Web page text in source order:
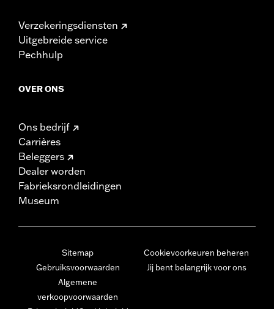
Verzekeringsdiensten
Uitgebreide service
Pechhulp
OVER ONS
Ons bedrijf
Carrières
Beleggers
Dealer worden
Fabrieksrondleidingen
Museum
Sitemap
Gebruiksvoorwaarden
Algemene
verkoopvoorwaarden
Cookievoorkeuren beheren
Jij bent belangrijk voor ons